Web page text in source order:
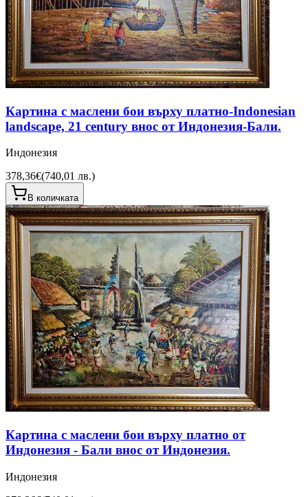
Картина с маслени бои върху платно-Indonesian
landscape, 21 century внос от Индонезия-Бали.
Индонезия
378,36€(740,01 лв.)
В количката
Картина с маслени бои върху платно от
Индонезия - Бали внос от Индонезия.
Индонезия